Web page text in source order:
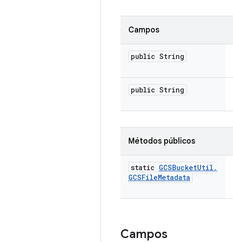
Campos
public String
public String
Métodos públicos
static GCSBucketUtil .
GCSFileMetadata
Campos